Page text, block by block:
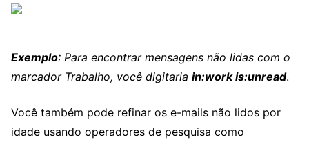
Exemplo: Para encontrar mensagens não lidas com o
marcador Trabalho, você digitaria in:work is:unread.
Você também pode refinar os e-mails não lidos por
idade usando operadores de pesquisa como